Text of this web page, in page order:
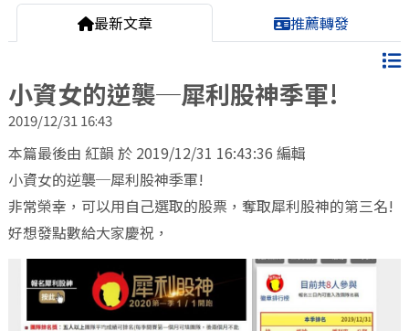
最新文章 推薦轉發
小資女的逆襲─犀利股神季軍!
2019/12/31 16:43
本篇最後由 紅韻 於 2019/12/31 16:43:36 編輯
小資女的逆襲─犀利股神季軍!
非常榮幸，可以用自己選取的股票，奪取犀利股神的第三名!
好想發點數給大家慶祝，